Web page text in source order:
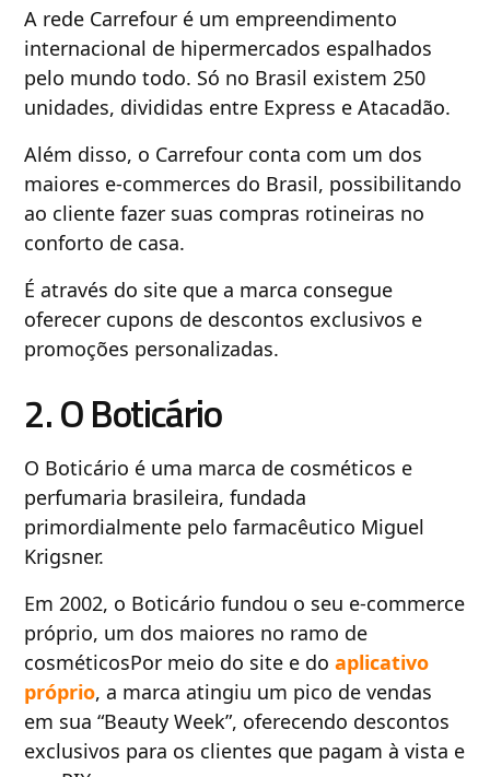
A rede Carrefour é um empreendimento
internacional de hipermercados espalhados
pelo mundo todo. Só no Brasil existem 250
unidades, divididas entre Express e Atacadão.
Além disso, o Carrefour conta com um dos
maiores e-commerces do Brasil, possibilitando
ao cliente fazer suas compras rotineiras no
conforto de casa.
É através do site que a marca consegue
oferecer cupons de descontos exclusivos e
promoções personalizadas.
2. O Boticário
O Boticário é uma marca de cosméticos e
perfumaria brasileira, fundada
primordialmente pelo farmacêutico Miguel
Krigsner.
Em 2002, o Boticário fundou o seu e-commerce
próprio, um dos maiores no ramo de
cosméticosPor meio do site e doaplicativo
próprio, a marca atingiu um pico de vendas
em sua “Beauty Week”, oferecendo descontos
exclusivos para os clientes que pagam à vista e